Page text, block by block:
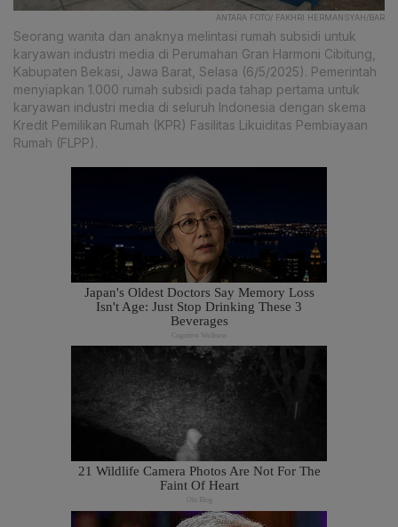
ANTARA FOTO/ FAKHRI HERMANSYAH/BAR
Seorang wanita dan anaknya melintasi rumah subsidi untuk
karyawan industri media di Perumahan Gran Harmoni Cibitung,
Kabupaten Bekasi, Jawa Barat, Selasa (6/5/2025). Pemerintah
menyiapkan 1.000 rumah subsidi pada tahap pertama untuk
karyawan industri media di seluruh Indonesia dengan skema
Kredit Pemilikan Rumah (KPR) Fasilitas Likuiditas Pembiayaan
Rumah (FLPP).